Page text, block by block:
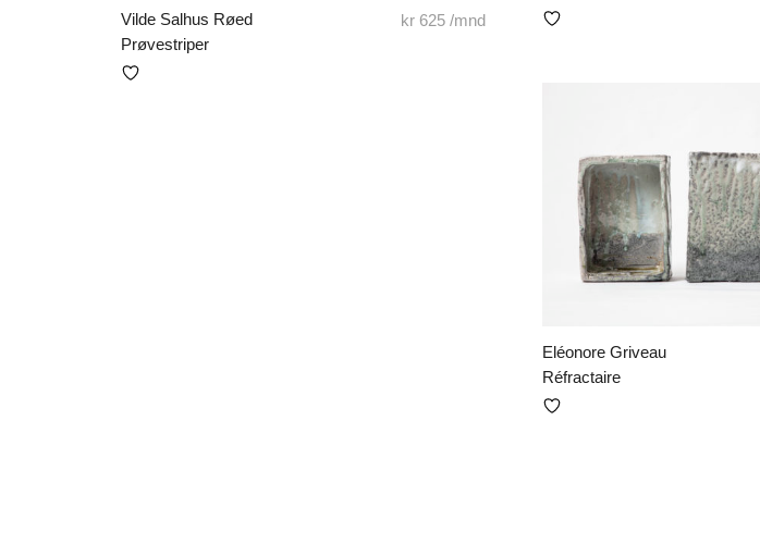
Vilde Salhus Røed
Prøvestriper
kr 625 /mnd
Eléonore Griveau
Réfractaire